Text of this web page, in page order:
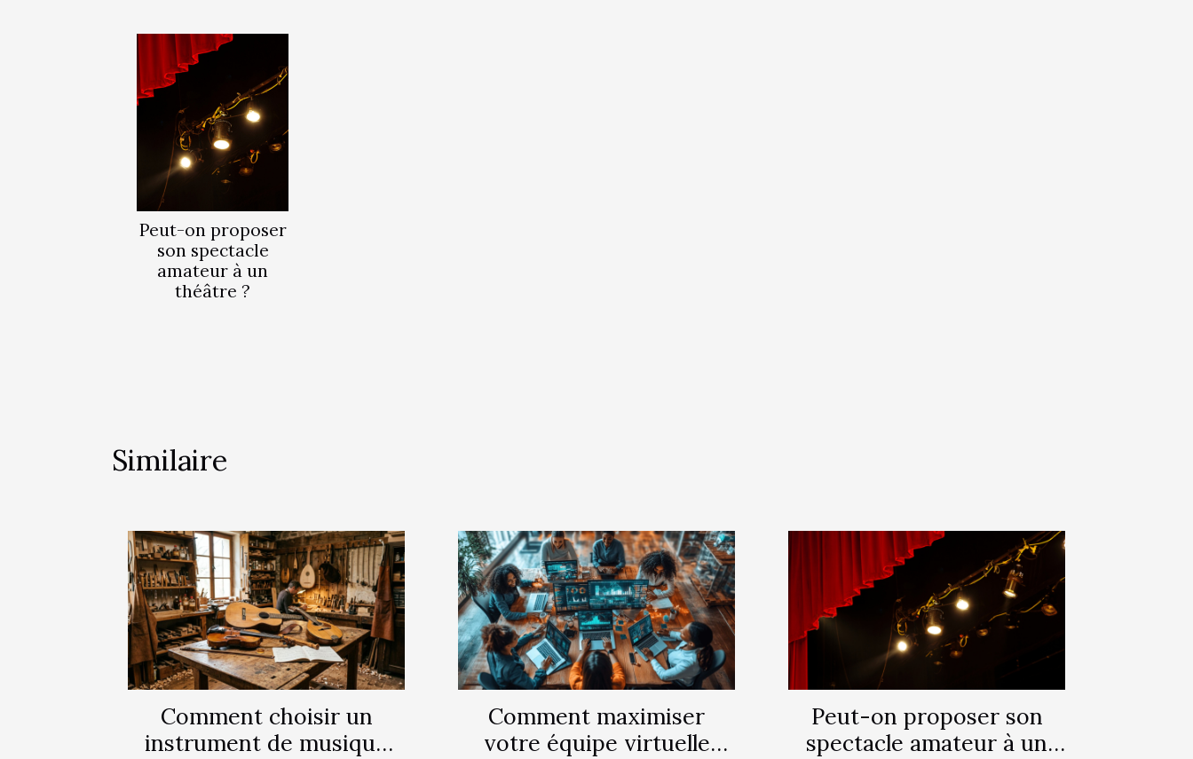
Peut-on proposer
son spectacle
amateur à un
théâtre ?
Similaire
Comment choisir un
instrument de musique
Comment maximiser
votre équipe virtuelle
Peut-on proposer son
spectacle amateur à un